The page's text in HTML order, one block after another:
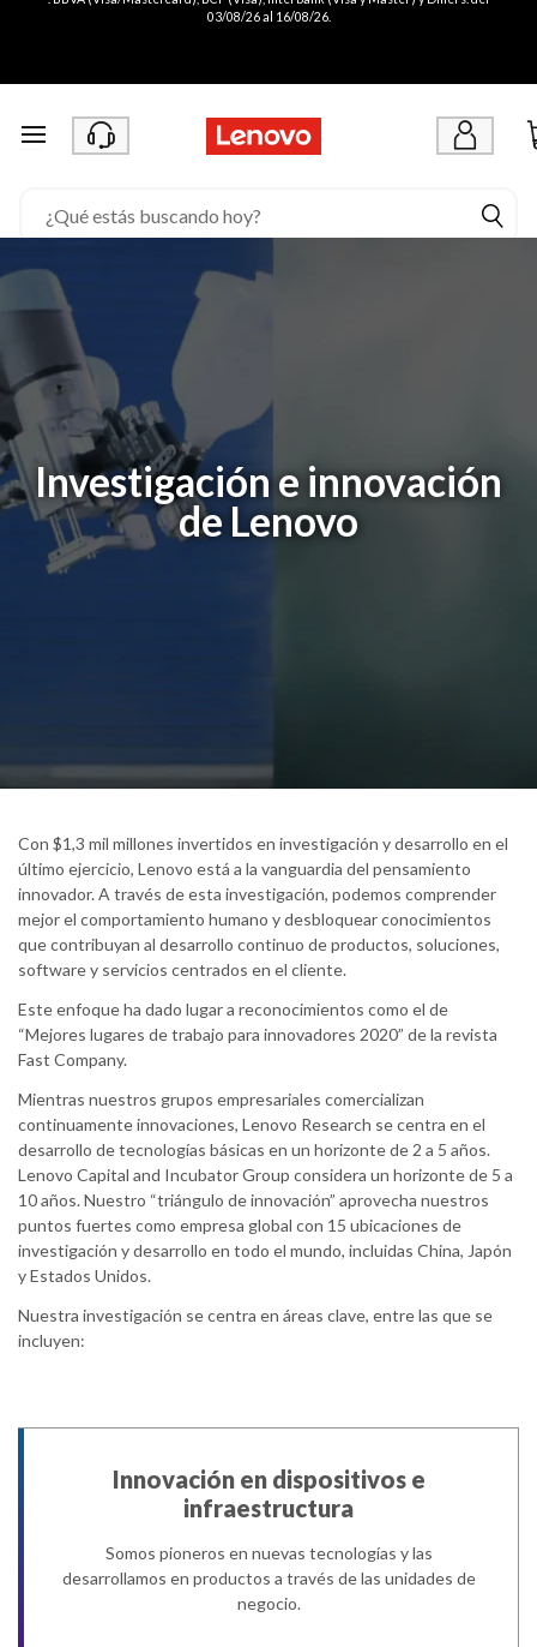
03/08/26 al 16/08/26.
Ir al contenido principal
Investigación e innovación
de Lenovo
Con $1,3 mil millones invertidos en investigación y desarrollo en el
último ejercicio, Lenovo está a la vanguardia del pensamiento
innovador. A través de esta investigación, podemos comprender
mejor el comportamiento humano y desbloquear conocimientos
que contribuyan al desarrollo continuo de productos, soluciones,
software y servicios centrados en el cliente.
Este enfoque ha dado lugar a reconocimientos como el de
“Mejores lugares de trabajo para innovadores 2020” de la revista
Fast Company.
Mientras nuestros grupos empresariales comercializan
continuamente innovaciones, Lenovo Research se centra en el
desarrollo de tecnologías básicas en un horizonte de 2 a 5 años.
Lenovo Capital and Incubator Group considera un horizonte de 5 a
10 años. Nuestro “triángulo de innovación” aprovecha nuestros
puntos fuertes como empresa global con 15 ubicaciones de
investigación y desarrollo en todo el mundo, incluidas China, Japón
y Estados Unidos.
Nuestra investigación se centra en áreas clave, entre las que se
incluyen:
Innovación en dispositivos e
infraestructura
Somos pioneros en nuevas tecnologías y las
desarrollamos en productos a través de las unidades de
negocio.